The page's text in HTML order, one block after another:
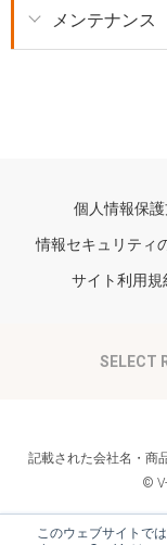
このウェブサイトで
メンテナンス
個人情報保
情報セキュリティ
サイト利用規
SELECT
記載された会社名・商
©